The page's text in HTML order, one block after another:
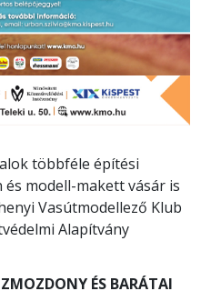
többféle építési
modell-makett vásár is
Vasútmodellező Klub
Alapítvány
ÉS BARÁTAI